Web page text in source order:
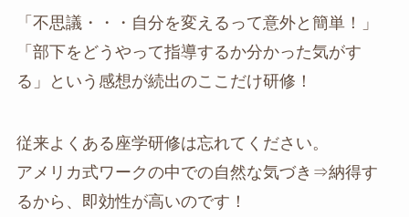
「不思議・・・自分を変えるって意外と簡単！」
「部下をどうやって指導するか分かった気がす
る」という感想が続出のここだけ研修！
従来よくある座学研修は忘れてください。
アメリカ式ワークの中での自然な気づき⇒納得す
るから、即効性が高いのです！